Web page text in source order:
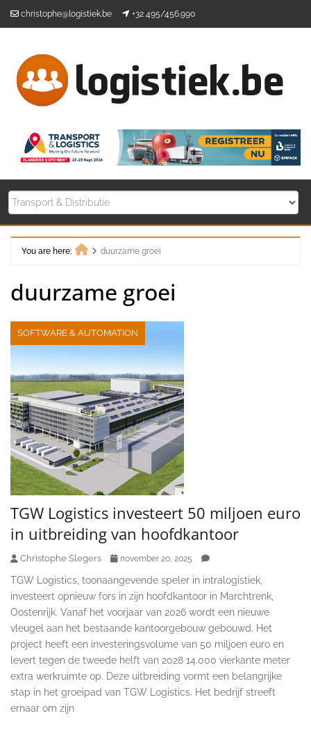
christophe@logistiek.be +32 495/456.990
You are here:
duurzame groei
duurzame groei
SOFTWARE & AUTOMATION
TGW Logistics investeert 50 miljoen euro
in uitbreiding van hoofdkantoor
Christophe Slegers november 20, 2025
TGW Logistics, toonaangevende speler in intralogistiek,
investeert opnieuw fors in zijn hoofdkantoor in Marchtrenk,
Oostenrijk. Vanaf het voorjaar van 2026 wordt een nieuwe
vleugel aan het bestaande kantoorgebouw gebouwd. Het
project heeft een investeringsvolume van 50 miljoen euro en
levert tegen de tweede helft van 2028 14.000 vierkante meter
extra werkruimte op. Deze uitbreiding vormt een belangrijke
stap in het groeipad van TGW Logistics. Het bedrijf streeft
ernaar om zijn